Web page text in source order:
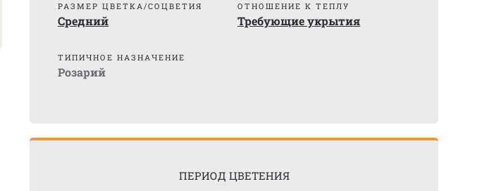
РАЗМЕР ЦВЕТКА/СОЦВЕТИЯ
Средний
ОТНОШЕНИЕ К ТЕПЛУ
Требующие укрытия
ТИПИЧНОЕ НАЗНАЧЕНИЕ
Розарий
ПЕРИОД ЦВЕТЕНИЯ